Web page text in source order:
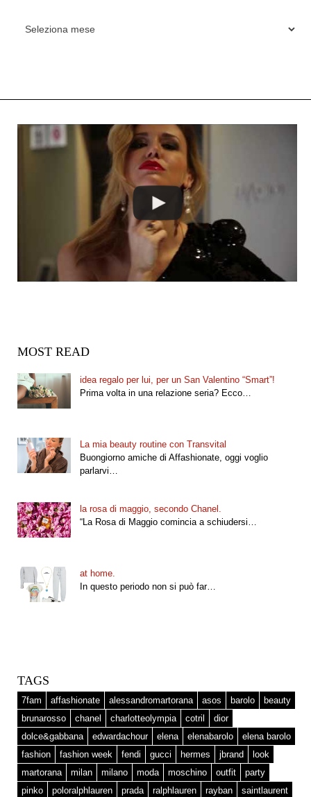
MOST READ
idea regalo per lui, per un San Valentino “Smart”!
Prima volta in una relazione seria? Ecco…
La mia beauty routine con Transvital
Buongiorno amiche di Affashionate, oggi voglio
parlarvi…
la rosa di maggio, secondo Chanel.
“La Rosa di Maggio comincia a schiudersi…
at home.
In questo periodo non si può far…
TAGS
7fam affashionate alessandromartorana asos barolo
beauty
brunarosso
chanel charlotteolympia cotril
dior
dolce&gabbana
edwardachour elena elenabarolo
elena barolo
fashion
fashion week fendi gucci hermes jbrand
look
martorana
milan milano moda moschino outfit
party
pinko
poloralphlauren prada ralphlauren rayban saintlaurent